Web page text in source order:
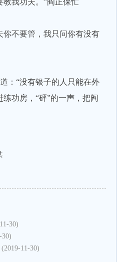
我功夫。”阎正保忙
不要管，我只问你有没有
“没有银子的人只能在外
功房，“砰”的一声，把阎
30)
30)
(2019-11-30)